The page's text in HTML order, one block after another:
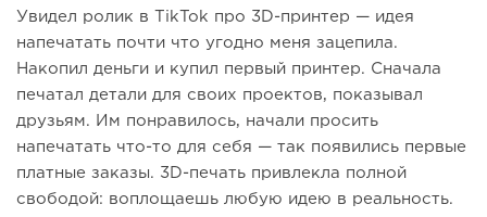
Увидел ролик в TikTok про 3D-принтер — идея
напечатать почти что угодно меня зацепила.
Накопил деньги и купил первый принтер. Сначала
печатал детали для своих проектов, показывал
друзьям. Им понравилось, начали просить
напечатать что-то для себя — так появились первые
платные заказы. 3D-печать привлекла полной
свободой: воплощаешь любую идею в реальность.